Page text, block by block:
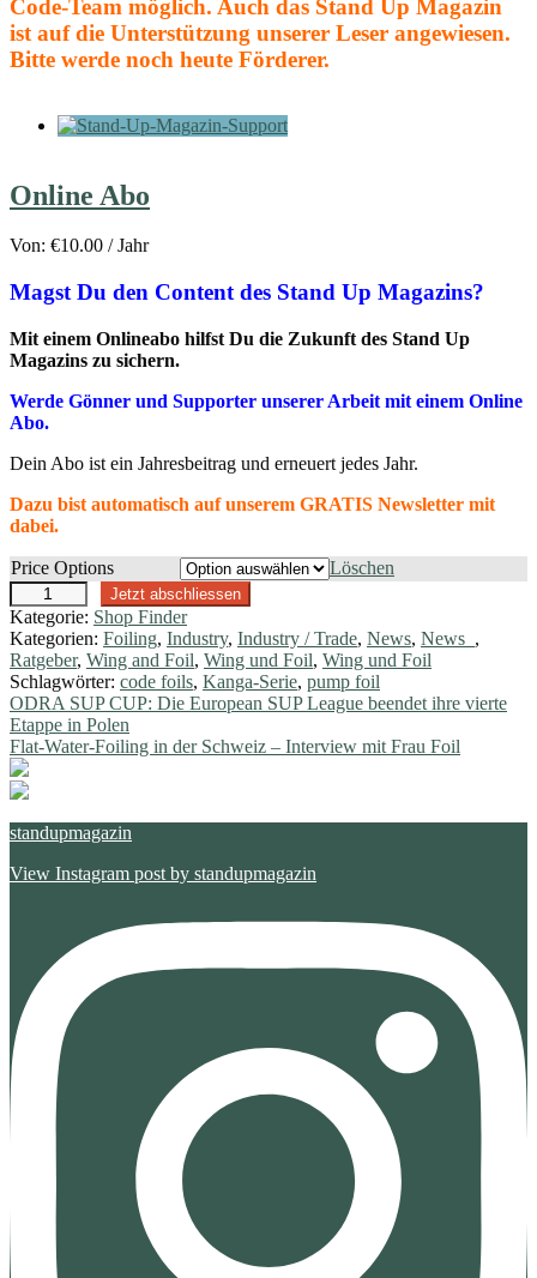
Code-Team möglich. Auch das Stand Up Magazin
ist auf die Unterstützung unserer Leser angewiesen.
Bitte werde noch heute Förderer.
Online Abo
Von: €10.00 / Jahr
Magst Du den Content des Stand Up Magazins?
Mit einem Onlineabo hilfst Du die Zukunft des Stand Up
Magazins zu sichern.
Werde Gönner und Supporter unserer Arbeit mit einem Online
Abo.
Dein Abo ist ein Jahresbeitrag und erneuert jedes Jahr.
Dazu bist automatisch auf unserem GRATIS Newsletter mit
dabei.
Price Options
Löschen
O
n
l
i
n
e
A
b
o
M
e
n
e
Jetzt abschliessen
Kategorie: Shop Finder
Kategorien: Foiling, Industry, Industry / Trade, News, News_ ,
Ratgeber, Wing and Foil, Wing und Foil, Wing und Foil
Schlagwörter: code foils, Kanga-Serie, pump foil
Beitragsnavigation
Vorheriger
Beitrag:
ODRA SUP CUP: Die European SUP League beendet ihre vierte
Etappe in Polen
Nächster
Beitrag:
Flat-Water-Foiling in der Schweiz – Interview mit Frau Foil
standupmagazin
View Instagram post by standupmagazin